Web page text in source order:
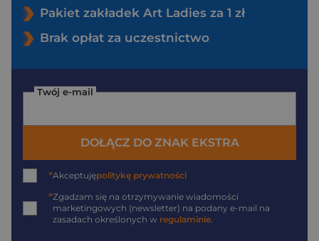
Pakiet zakładek Art Ladies za 1 zł
Brak opłat za uczestnictwo
Twój e-mail
DOŁĄCZ DO ZNAK EKSTRA
*Akceptujępolitykę prywatności
*Zgadzam się na otrzymywanie wiadomości
marketingowych (newsletter) na podany e-mail na
zasadach określonych w regulaminie.